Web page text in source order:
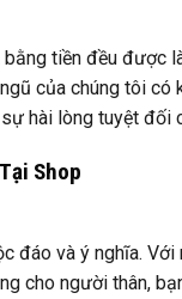
tiền đều được
của chúng tôi có
hài lòng tuyệt đối
Shop
đáo và ý nghĩa.
cho người thân,